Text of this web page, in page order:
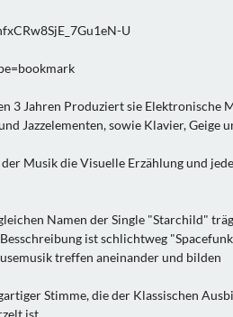
U
3 Jahren Produziert sie Elektronische
Jazzelementen, sowie Klavier, Geige
Musik die Visuelle Erzählung und
Namen der Single "Starchild"
ist schlichtweg
treffen aneinander und bilden
Stimme, die der Klassischen
ist.